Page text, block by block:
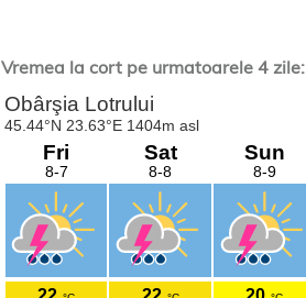
Vremea la cort pe urmatoarele 4 zile: